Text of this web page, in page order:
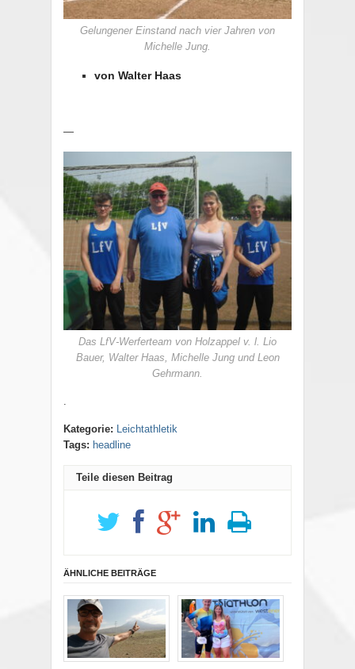
Gelungener Einstand nach vier Jahren von
Michelle Jung.
von Walter Haas
—
Das LfV-Werferteam von Holzappel v. l. Lio
Bauer, Walter Haas, Michelle Jung und Leon
Gehrmann.
Kategorie: Leichtathletik
Tags: headline
Teile diesen Beitrag
ÄHNLICHE BEITRÄGE